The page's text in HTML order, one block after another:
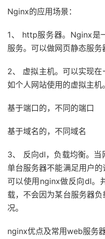
Nginx的应用场景：
1、 http服务器。Nginx是
服务。可以做网页静态服务
2、 虚拟主机。可以实现在
如个人网站使用的虚拟主机。
基于端口的，不同的端口
基于域名的，不同域名
3、 反向dl，负载均衡。当
单台服务器不能满足用户
可以使用nginx做反向dl。
载，不会因为某台服务器
况。
nginx优点及常用web服务器